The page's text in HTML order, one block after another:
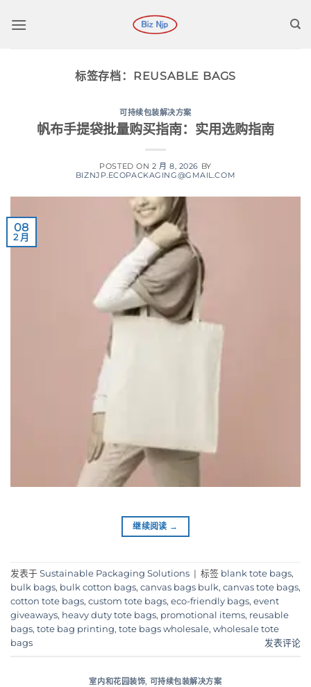
标签存档： REUSABLE BAGS
可持续包装解决方案
帆布手提袋批量购买指南：实用选购指南
POSTED ON 2 月 8, 2026 BY
BIZNJP.ECOPACKAGING@GMAIL.COM
08
2 月
继续阅读 →
发表于 Sustainable Packaging Solutions | 标签 blank tote bags,
bulk bags, bulk cotton bags, canvas bags bulk, canvas tote bags,
cotton tote bags, custom tote bags, eco-friendly bags, event
giveaways, heavy duty tote bags, promotional items, reusable
bags, tote bag printing, tote bags wholesale, wholesale tote
bags
发表评论
室内和花园装饰, 可持续包装解决方案